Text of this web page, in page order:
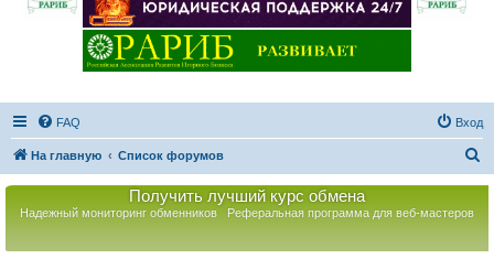
FAQ Вход
На главную Список форумов
Получить лучший курс обмена
Надежный мониторинг обменников Реферальная программа для веб-мастеров